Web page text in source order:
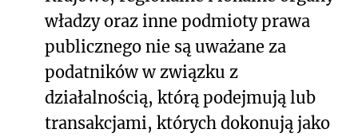
władzy oraz inne podmioty prawa
publicznego nie są uważane za
podatników w związku z
działalnością, którą podejmują lub
transakcjami, których dokonują jako